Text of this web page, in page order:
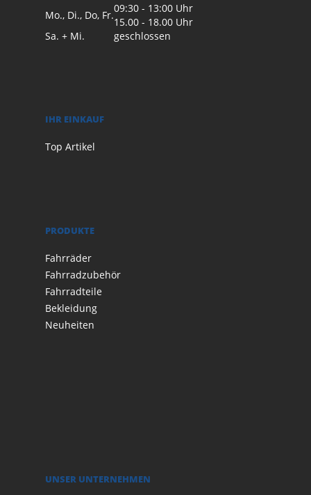
Mo., Di., Do, Fr.
09:30 - 13:00 Uhr
15.00 - 18.00 Uhr
Sa. + Mi.
geschlossen
IHR EINKAUF
Top Artikel
PRODUKTE
Fahrräder
Fahrradzubehör
Fahrradteile
Bekleidung
Neuheiten
UNSER UNTERNEHMEN